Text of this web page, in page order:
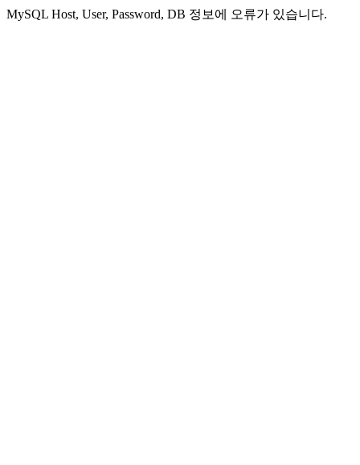
MySQL Host, User, Password, DB 정보에 오류가 있습니다.